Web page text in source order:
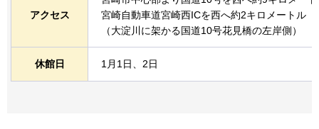
アクセス
宮崎自動車道宮崎西ICを西へ約2キロメートル
（大淀川に架かる国道10号花見橋の左岸側）
休館日 1月1日、2日